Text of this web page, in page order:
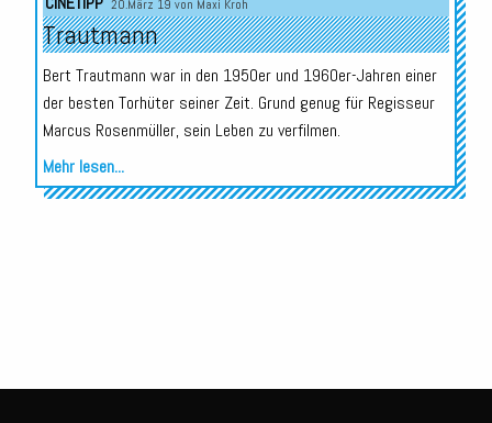
20.März 19 von Maxi Kroh
Trautmann
Bert Trautmann war in den 1950er und 1960er-Jahren einer
der besten Torhüter seiner Zeit. Grund genug für Regisseur
Marcus Rosenmüller, sein Leben zu verfilmen.
Mehr lesen...